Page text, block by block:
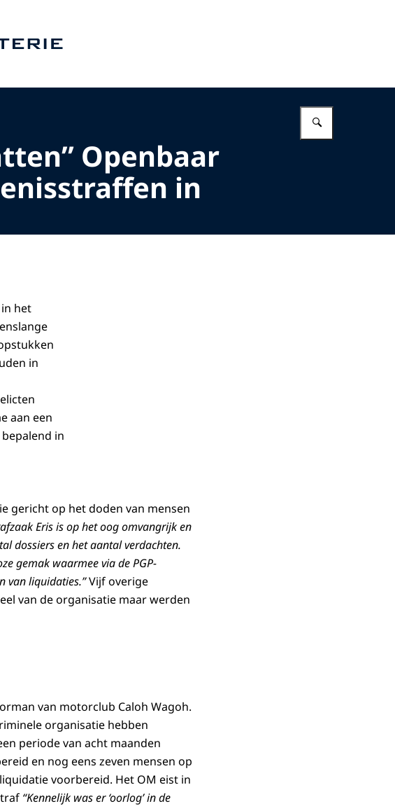
Openbaar
in
het
in
aan een
in
gericht op het doden van mensen
Eris is op het oog omvangrijk en
dossiers en het aantal verdachten.
gemak waarmee via de PGP-
van liquidaties.”Vijf overige
van de organisatie maar werden
van motorclub Caloh Wagoh.
organisatie hebben
periode van acht maanden
en nog eens zeven mensen op
voorbereid. Het OM eist in
“Kennelijk was er ‘oorlog’ in de